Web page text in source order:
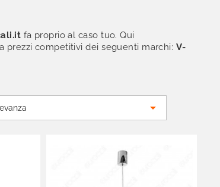
fa proprio al caso tuo. Qui
prezzi competitivi dei seguenti marchi: V-
